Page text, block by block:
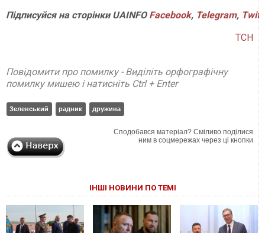
ПідписуйсянасторінкиUAINFO Facebook, Telegram,
ТСН
Повідомити про помилку - Виділіть орфографічну
помилку мишею і натисніть Ctrl + Enter
Зеленський радник дружина
Сподобався матеріал? Сміливо поділися
ним в соцмережах через ці кнопки
ІНШІ НОВИНИ ПО ТЕМІ